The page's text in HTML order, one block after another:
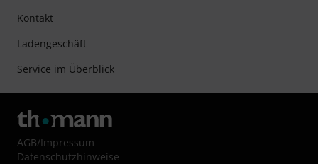
Kontakt
Ladengeschäft
Service im Überblick
AGB/Impressum
Datenschutzhinweise